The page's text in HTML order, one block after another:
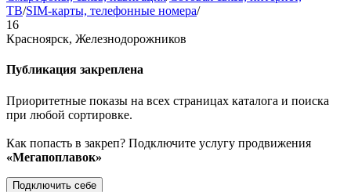
ТВ/SIM-карты, телефонные номера/
16
Красноярск, Железнодорожников
Публикация закреплена
Приоритетные показы на всех страницах каталога и поиска
при любой сортировке.
Как попасть в закреп? Подключите услугу продвижения
«Мегапоплавок»
Подключить себе